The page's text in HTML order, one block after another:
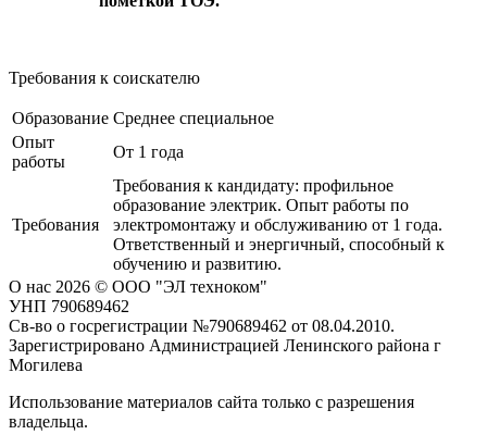
Требования к соискателю
Образование Среднее специальное
Опыт
работы
От 1 года
Требования
Требования к кандидату: профильное
образование электрик. Опыт работы по
электромонтажу и обслуживанию от 1 года.
Ответственный и энергичный, способный к
обучению и развитию.
О нас 2026 © ООО "ЭЛ техноком"
УНП 790689462
Св-во о госрегистрации №790689462 от 08.04.2010.
Зарегистрировано Администрацией Ленинского района г
Могилева
Использование материалов сайта только с разрешения
владельца.